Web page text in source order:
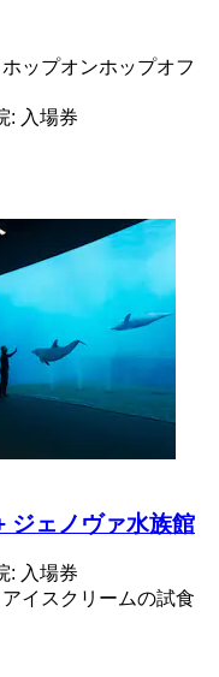
ップオンホップオフ
: 入場券
ジェノヴァ水族館
: 入場券
イスクリームの試食